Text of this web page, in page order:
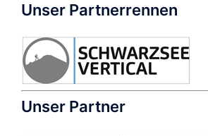
Unser Partnerrennen
Unser Partner